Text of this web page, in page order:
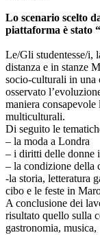
Lo scenario scelto
piattaforma è stato
Le/Gli studentesse/i,
distanza e in stanze
socio-culturali in una
osservato
maniera
multiculturali.
Di seguito le
– la moda a Londra
– i diritti delle donne
– la condizione della
-la storia, letteratura
cibo e le feste in
A conclusione dei
risultato quello sulla
gastronomia,